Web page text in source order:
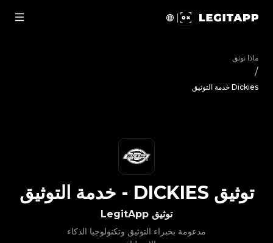
ماذا نوثق
/
Dickies خدمة التوثيق
توثيق LegitApp
مدعومة بخبراء التوثيق وتكنولوجيا الذكاء
توثيق DICKIES
- خدمة التوثيق